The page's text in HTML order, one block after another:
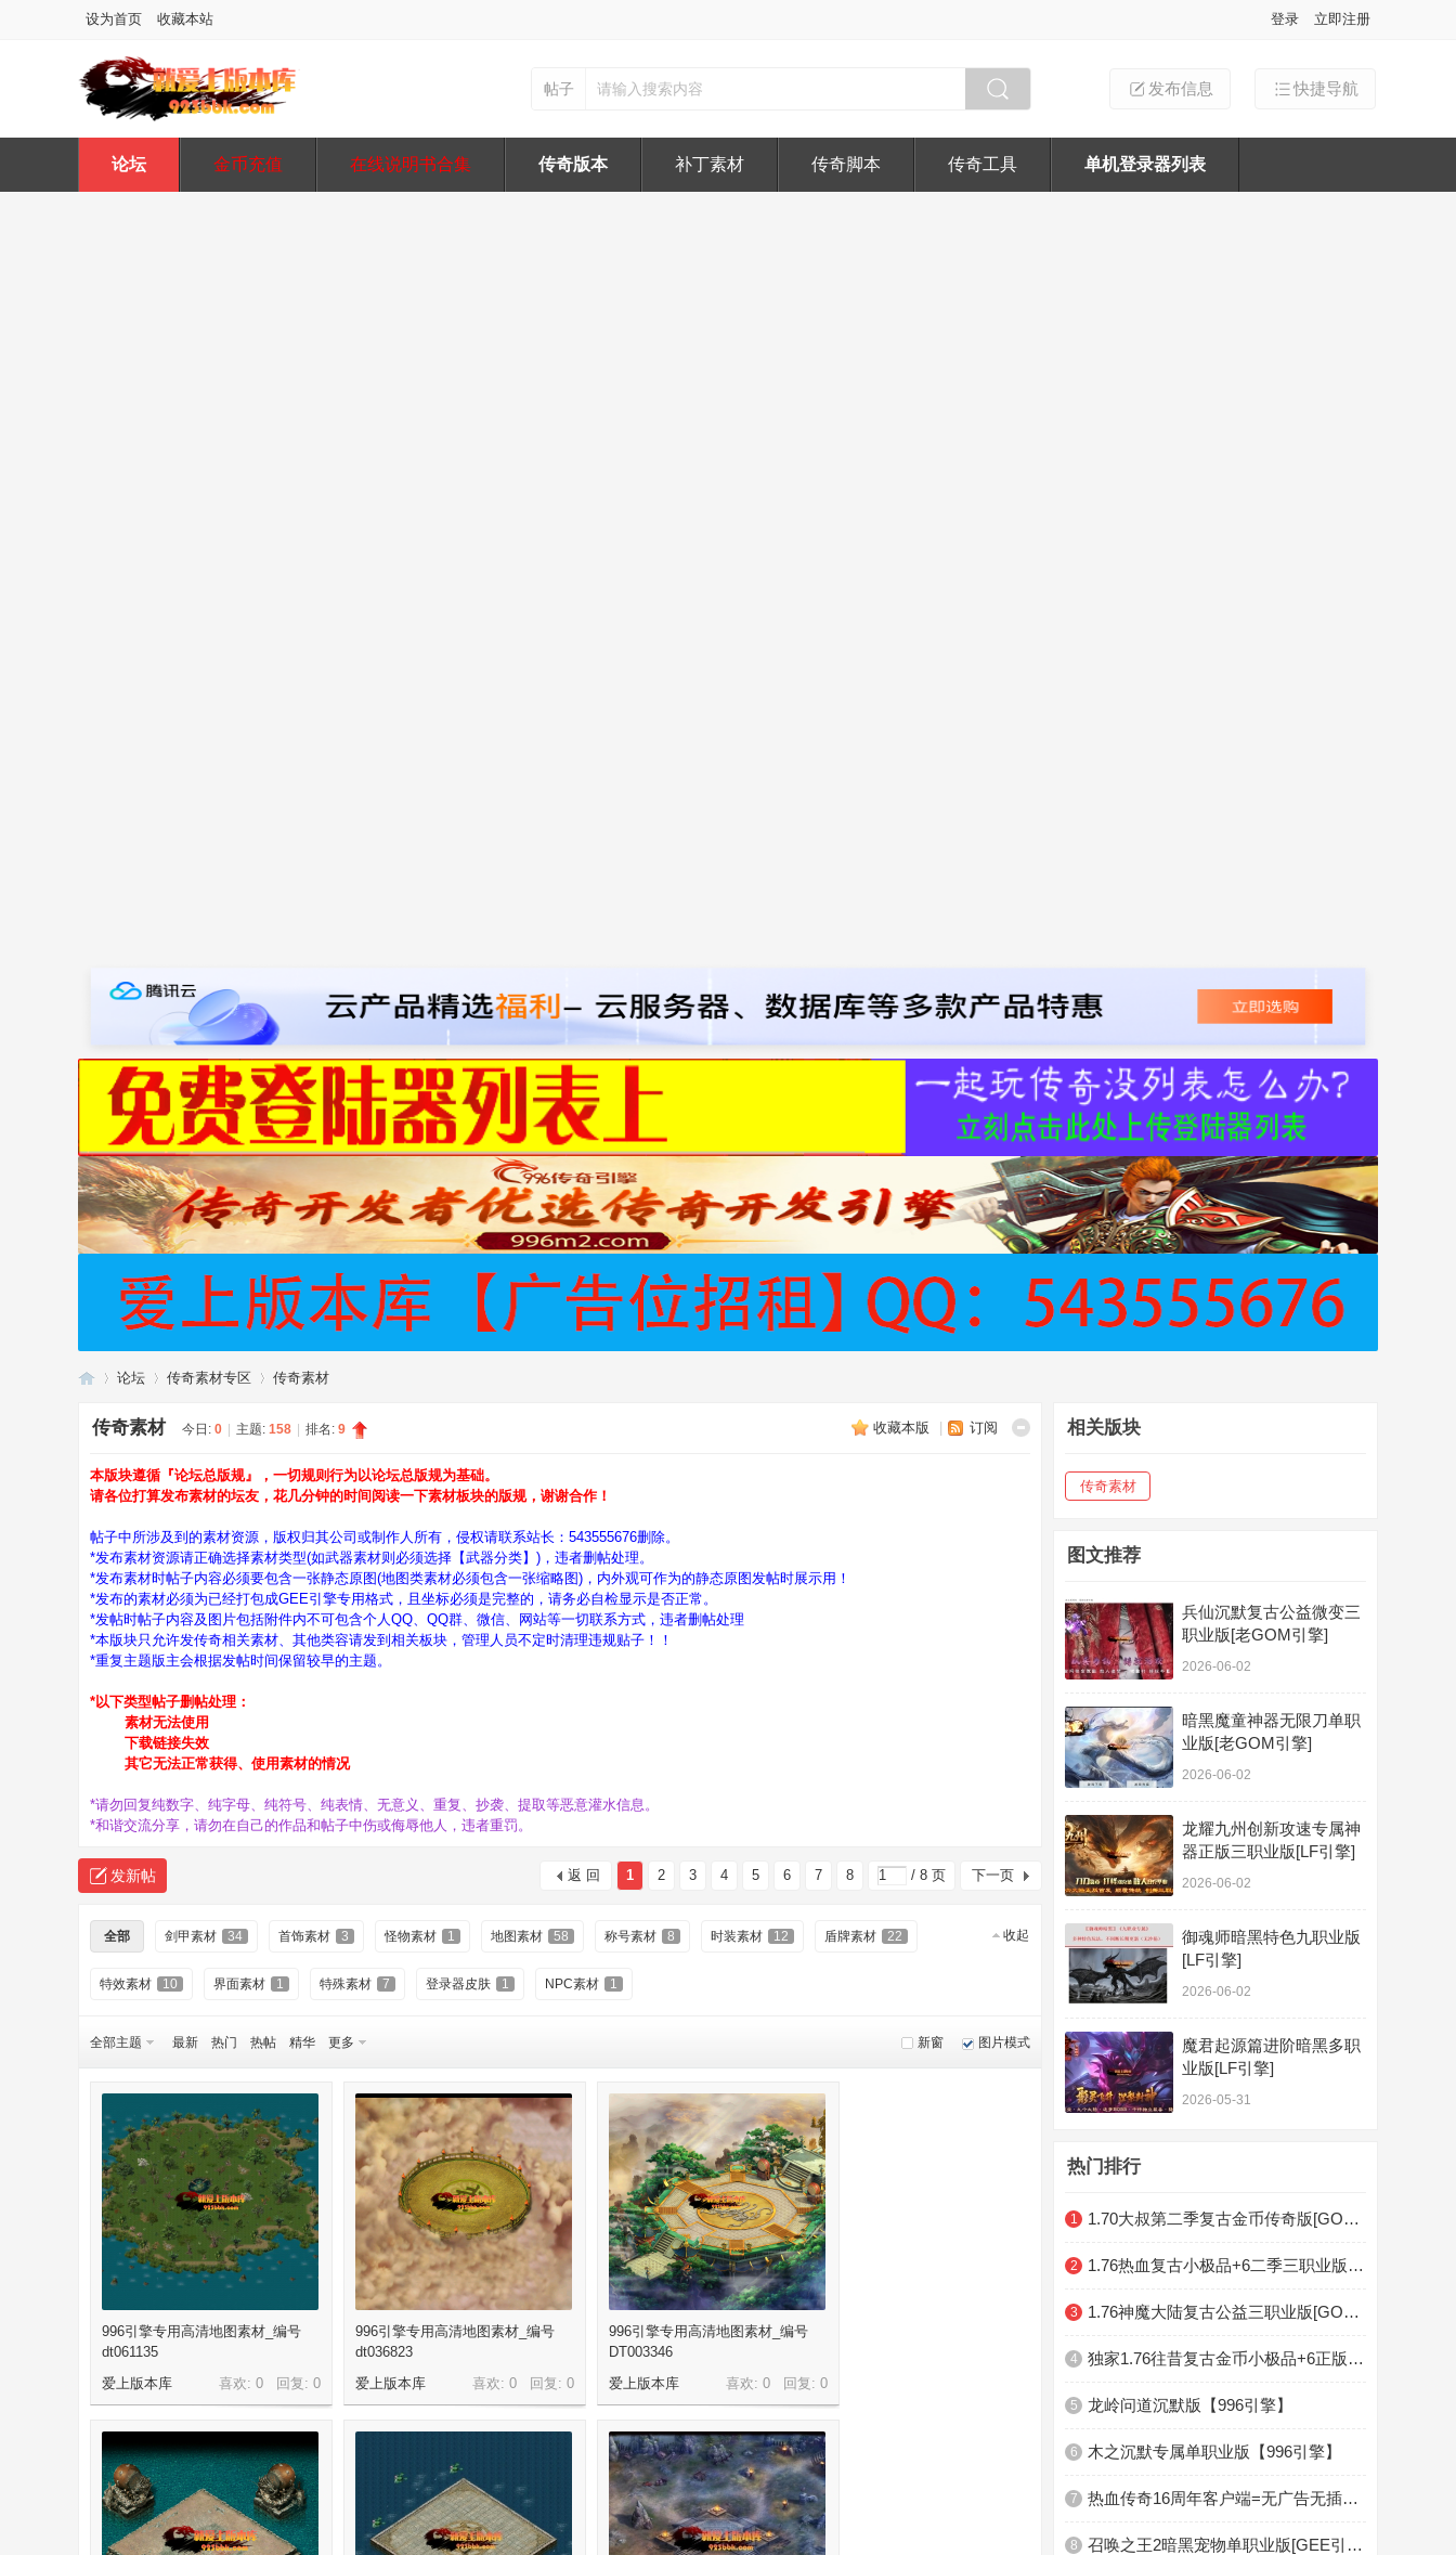
设为首页 收藏本站 登录 立即注册
快捷导航
发布信息
帖子
论坛 金币充值 在线说明书合集 传奇版本 补丁素材 传奇脚本 传奇工具 单机登录器列表
传 »
论坛
›
传奇素材专区 传奇素材
收藏本版 订阅
传奇素材 今日: 0 主题: 158 排名: 9
本版块遵循『论坛总版规』，一切规则行为以论坛总版规为基础。
请各位打算发布素材的坛友，花几分钟的时间阅读一下素材板块的版规，谢谢合作！
帖子中所涉及到的素材资源，版权归其公司或制作人所有，侵权请联系站长：543555676删除。
*发布素材资源请正确选择素材类型(如武器素材则必须选择【武器分类】)，违者删帖处理。
*发布素材时帖子内容必须要包含一张静态原图(地图类素材必须包含一张缩略图)，内外观可作为的静态原图发帖时展示用！
*发布的素材必须为已经打包成GEE引擎专用格式，且坐标必须是完整的，请务必自检显示是否正常。
*发帖时帖子内容及图片包括附件内不可包含个人QQ、QQ群、微信、网站等一切联系方式，违者删帖处理
*本版块只允许发传奇相关素材、其他类容请发到相关板块，管理人员不定时清理违规贴子！！
*重复主题版主会根据发帖时间保留较早的主题。
*以下类型帖子删帖处理：
素材无法使用
下载链接失效
其它无法正常获得、使用素材的情况
*请勿回复纯数字、纯字母、纯符号、纯表情、无意义、重复、抄袭、提取等恶意灌水信息。
*和谐交流分享，请勿在自己的作品和帖子中伤或侮辱他人，违者重罚。
1 2 3 4 5 6 7 8 / 8 页 下一页
返 回
发新帖
收起
全部 剑甲素材 34 首饰素材 3 怪物素材 1 地图素材 58 称号素材 8 时装素材 12 盾牌素材 22
特效素材 10 界面素材 1 特殊素材 7 登录器皮肤 1 NPC素材 1
新窗
全部主题 最新 热门 热帖 精华 更多 图片模式
996引擎专用高清地图素材_编号
dt061135
喜欢: 0 回复: 0
爱上版本库
996引擎专用高清地图素材_编号
dt036823
喜欢: 0 回复: 0
爱上版本库
996引擎专用高清地图素材_编号
DT003346
喜欢: 0 回复: 0
爱上版本库
相关版块
传奇素材
图文推荐
兵仙沉默复古公益微变三
职业版[老GOM引擎]
2026-06-02
暗黑魔童神器无限刀单职
业版[老GOM引擎]
2026-06-02
龙耀九州创新攻速专属神
器正版三职业版[LF引擎]
2026-06-02
御魂师暗黑特色九职业版
[LF引擎]
2026-06-02
魔君起源篇进阶暗黑多职
业版[LF引擎]
2026-05-31
热门排行
1 1.70大叔第二季复古金币传奇版[GOM引擎]
2 1.76热血复古小极品+6二季三职业版[GOM引擎]
3 1.76神魔大陆复古公益三职业版[GOM引擎]
4 独家1.76往昔复古金币小极品+6正版开区三职业版[GOM引擎]
5 龙岭问道沉默版【996引擎】
6 木之沉默专属单职业版【996引擎】
7 热血传奇16周年客户端=无广告无插件放心下载适合全版
8 召唤之王2暗黑宠物单职业版[GEE引擎]